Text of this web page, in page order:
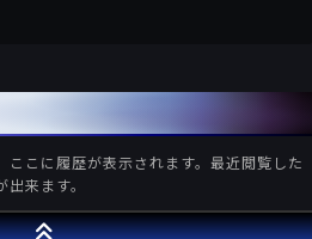
ここに履歴が表示されます。最近閲覧した
来ます。